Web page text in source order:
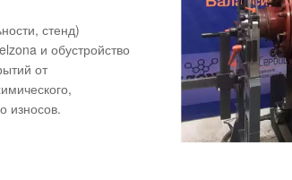
стенд)
и обустройство
от
износов.